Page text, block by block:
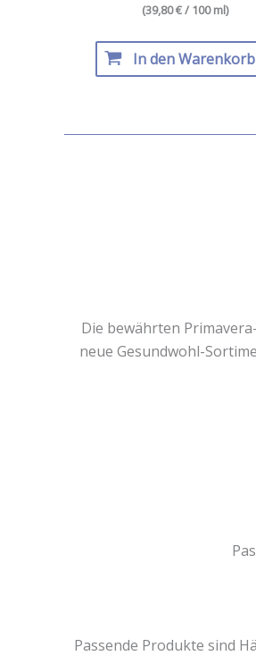
(39,80 € / 100 ml)
In den Warenkorb
Die bewährten
neue Gesundwohl-
Passende Produkte sind